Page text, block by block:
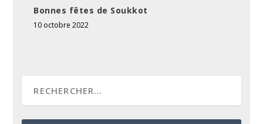
Bonnes fêtes de Soukkot
10 octobre 2022